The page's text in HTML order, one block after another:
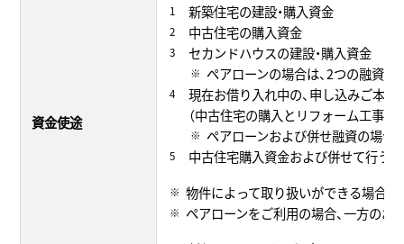
資金使途
新築住宅の建設・購入資金
中古住宅の購入資金
セカンドハウスの建設・購入資金
ペアローンの場合は、2つの融資
現在お借り入れ中の、申し込みご本
（中古住宅の購入とリフォーム工事
ペアローンおよび併せ融資の場合
中古住宅購入資金および併せて行う
物件によって取り扱いができる場合
ペアローンをご利用の場合、一方の